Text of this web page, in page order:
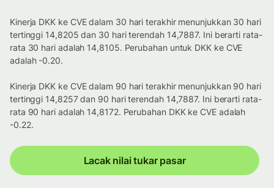
Kinerja DKK ke CVE dalam 30 hari terakhir menunjukkan 30 hari
tertinggi 14,8205 dan 30 hari terendah 14,7887. Ini berarti rata-
rata 30 hari adalah 14,8105. Perubahan untuk DKK ke CVE
adalah -0.20.
Kinerja DKK ke CVE dalam 90 hari terakhir menunjukkan 90 hari
tertinggi 14,8257 dan 90 hari terendah 14,7887. Ini berarti rata-
rata 90 hari adalah 14,8172. Perubahan DKK ke CVE adalah
-0.22.
Lacak nilai tukar pasar